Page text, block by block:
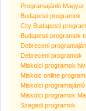
Programajánló Magyar
Budapesti programok
City Budapesti
Budapesti programok
Debreceni
Debreceni programok
Miskolci programok
Miskolc online
Miskolci programajánló
Miskolci programok
Szegedi programok